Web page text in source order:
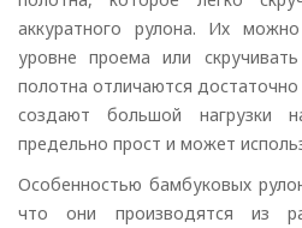
аккуратного рулона. Их
уровне проема или
полотна отличаются
создают большой нагрузки
предельно прост и может
Особенностью бамбуковых
что они производятся из